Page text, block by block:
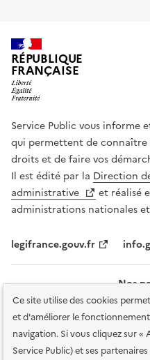
Ce site utilise des cookies
et d'améliorer le
navigation. Si vous cliquez sur «
Service Public) et ses
RÉPUBLIQUE
FRANÇAISE
Service Public vous informe
qui permettent de connaître
droits et de faire vos
Il est édité par la Direction
administrative
et réalisé
administrations nationales
legifrance.gouv.fr
Nos